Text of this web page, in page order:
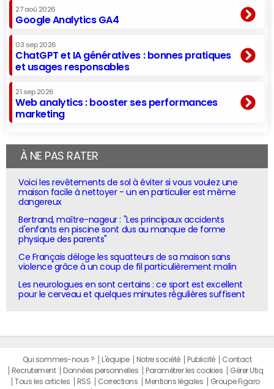
27 aoû 2026
Google Analytics GA4
03 sep 2026
ChatGPT et IA génératives : bonnes pratiques
et usages responsables
21 sep 2026
Web analytics : booster ses performances
marketing
À NE PAS RATER
Voici les revêtements de sol à éviter si vous voulez une
maison facile à nettoyer - un en particulier est même
dangereux
Bertrand, maître-nageur : "Les principaux accidents
d'enfants en piscine sont dus au manque de forme
physique des parents"
Ce Français déloge les squatteurs de sa maison sans
violence grâce à un coup de fil particulièrement malin
Les neurologues en sont certains : ce sport est excellent
pour le cerveau et quelques minutes régulières suffisent
Qui sommes-nous ? L'équipe Notre société Publicité
Contact
Recrutement
Données personnelles Paramétrer les cookies
Gérer Utiq
Tous les articles
RSS Corrections Mentions légales Groupe Figaro